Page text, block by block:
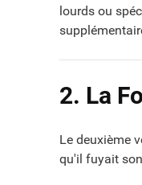
lourds ou
2. La
Le deuxième
qu'il fuyait